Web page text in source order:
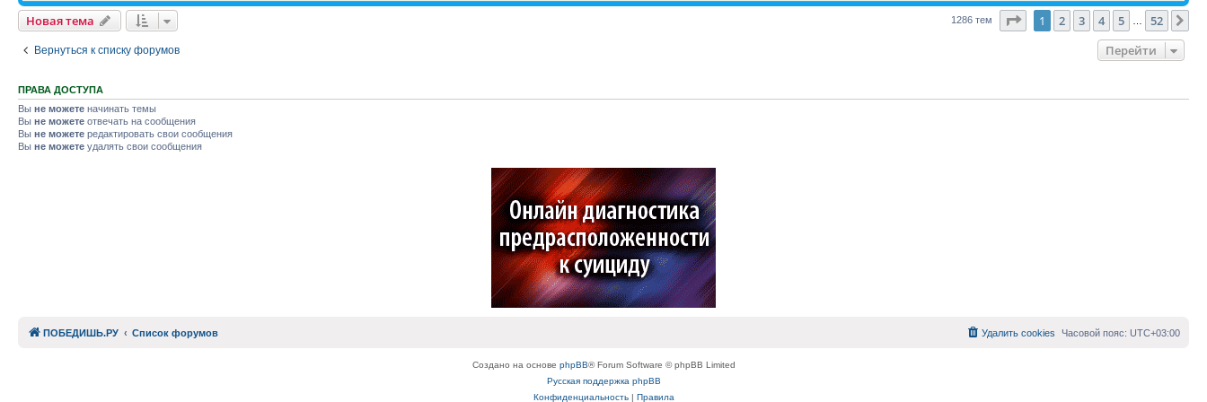
Новая тема 1286 тем Страница1 из 52
1 2 3 4 5 52
Вернуться к списку форумов Перейти
ПРАВА ДОСТУПА
Вы не можете начинать темы
Вы не можете отвечать на сообщения
Вы не можете редактировать свои сообщения
Вы не можете удалять свои сообщения
ПОБЕДИШЬ.РУ Список форумов Часовой пояс: UTC+03:00
Удалить cookies
Создано на основе phpBB® Forum Software © phpBB Limited
Русская поддержка phpBB
Конфиденциальность| Правила